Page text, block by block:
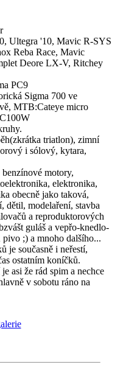
Ultegra '10, Mavic R-SYS
Reba Race, Mavic
Deore LX-V, Ritchey
PC9
Sigma 700 ve
MTB:Cateye micro
triatlon), zimní
i sólový, kytara,
motory,
elektronika,
obecně jako taková,
dětil, modelaření, stavba
a reproduktorových
guláš a vepřo-knedlo-
pivo ;) a mnoho dalšího...
je současně i neřestí,
ostatním koníčků.
asi že rád spim a nechce
v sobotu ráno na